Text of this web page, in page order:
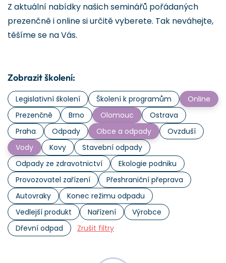
Z aktuální nabídky našich seminářů pořádaných
prezenčně i online si určitě vyberete. Tak neváhejte,
těšíme se na Vás.
Zobrazit školení:
Legislativní školení Školení k programům
Online
Prezenčně
Brno Olomouc
Ostrava
Praha
Odpady Obce a odpady
Ovzduší
Vody
Kovy
Stavební odpady
Odpady ze zdravotnictví
Ekologie podniku
Provozovatel zařízení
Přeshraniční přeprava
Autovraky
Konec režimu odpadu
Vedlejší produkt
Nařízení
Výrobce
Dřevní odpad
Zrušit filtry